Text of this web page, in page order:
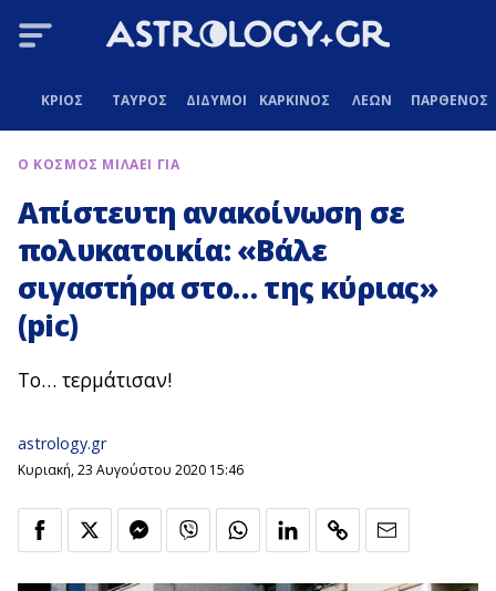
ΚΡΙΟΣ ΤΑΥΡΟΣ ΔΙΔΥΜΟΙ ΚΑΡΚΙΝΟΣ ΛΕΩΝ ΠΑΡΘΕΝΟΣ
Ο ΚΟΣΜΟΣ ΜΙΛΑΕΙ ΓΙΑ
Απίστευτη ανακοίνωση σε
πολυκατοικία: «Βάλε
σιγαστήρα στο… της κύριας»
(pic)
Το… τερμάτισαν!
astrology.gr
Κυριακή, 23 Αυγούστου 2020 15:46